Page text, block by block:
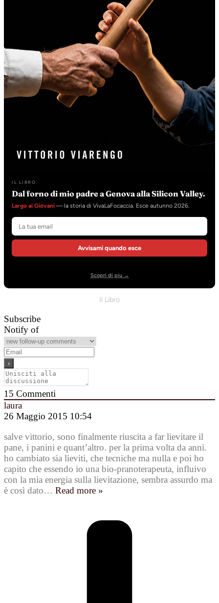
IL LIBRO
Dal forno di mio padre a Genova alla Silicon Valley.
Largo ai Giovani — la storia di VivaLaFocaccia. Esce autunno 2026.
Avvisami quando esce
Scopri di piu →
Il Libro
Subscribe
Notify of
15 Commenti
laura
26 Maggio 2015 10:54
salve vittorio, sono finalmente riuscita a far lievitare il
pane, i panini e quant’altro. per la prima volta da anni.
ho cambiato sia lieviti, che tecniche ma nulla e poi ho
capito che essendo io una bio-pranoterapeuta, influivo
con la mia energia sulla lievitazione, sembra assurdo ma
è così dato… Read more »